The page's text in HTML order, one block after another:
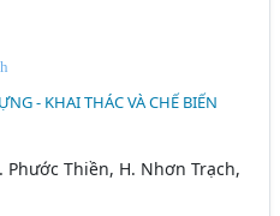
- KHAI THÁC VÀ CHẾ BIẾN
Phước Thiền, H. Nhơn Trạch,